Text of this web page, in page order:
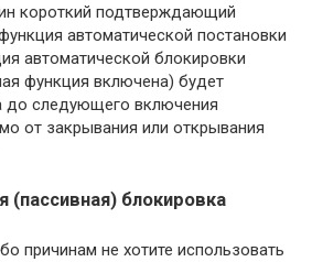
короткий подтверждающий
автоматической постановки
автоматической блокировки
функция включена) будет
до следующего включения
от закрывания или открывания
(пассивная) блокировка
причинам не хотите использовать